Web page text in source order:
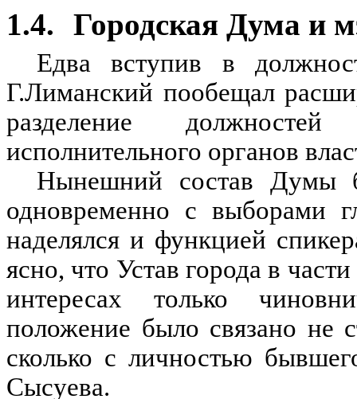
1.4. Городская Дума и
Едва вступив в
Г.Лиманский пообещал
разделение
исполнительного органов
Нынешний состав Думы
одновременно с выборами
наделялся и функцией
ясно, что Устав города в
интересах только
положение было связано не
сколько с личностью
Сысуева.